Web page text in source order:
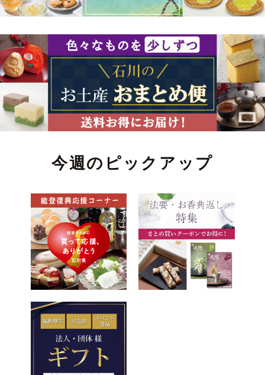
今週のピックアップ